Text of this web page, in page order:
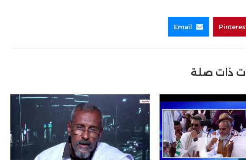
Email
ذات صلة